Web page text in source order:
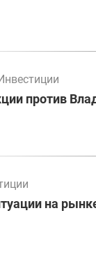
против
на